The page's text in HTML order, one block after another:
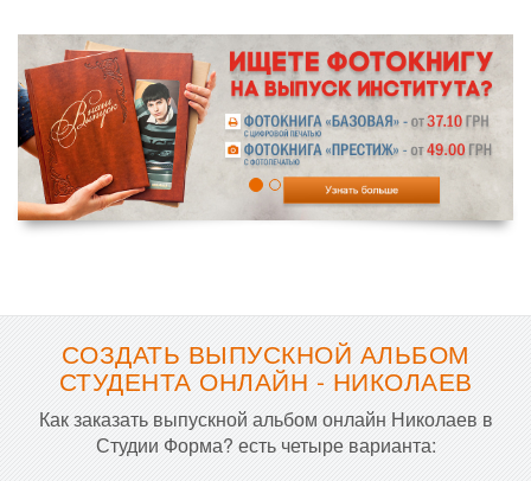
СОЗДАТЬ ВЫПУСКНОЙ АЛЬБОМ
СТУДЕНТА ОНЛАЙН - НИКОЛАЕВ
Как заказать выпускной альбом онлайн Николаев в
Студии Форма? есть четыре варианта: